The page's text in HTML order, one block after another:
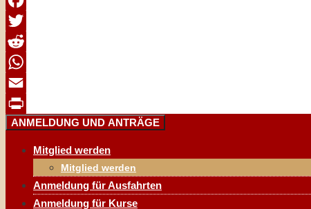
Facebook
Twitter
Reddit
WhatsApp
Email
Print
ANMELDUNG UND ANTRÄGE
Mitglied werden
Mitglied werden
Anmeldung für Ausfahrten
Anmeldung für Kurse